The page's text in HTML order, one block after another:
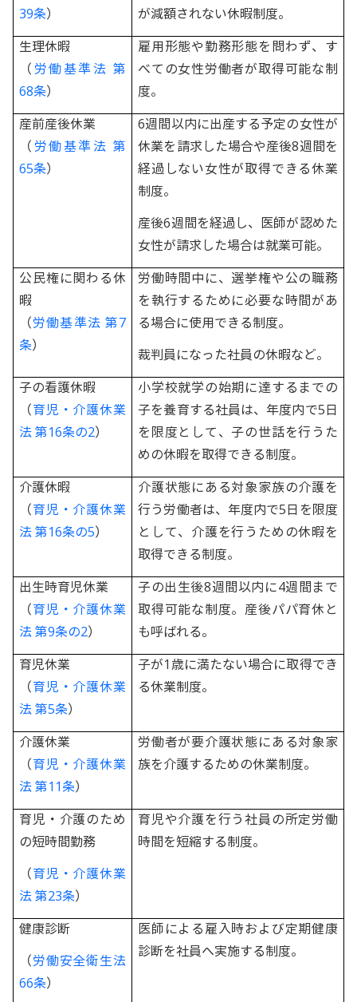
39条）
が減額されない休暇制度。
生理休暇
（ 労働基準法 第
68条）
雇用形態や勤務形態を問わず、す
べての女性労働者が取得可能な制
度。
産前産後休業
（ 労働基準法 第
65条）
6週間以内に出産する予定の女性が
休業を請求した場合や産後8週間を
経過しない女性が取得できる休業
制度。
産後6週間を経過し、医師が認めた
女性が請求した場合は就業可能。
公民権に関わる休
暇
（ 労働基準法 第7
条）
労働時間中に、選挙権や公の職務
を執行するために必要な時間があ
る場合に使用できる制度。
裁判員になった社員の休暇など。
子の看護休暇
（ 育児・介護休業
法 第16条の2）
小学校就学の始期に達するまでの
子を養育する社員は、年度内で5日
を限度として、子の世話を行うた
めの休暇を取得できる制度。
介護休暇
（ 育児・介護休業
法 第16条の5）
介護状態にある対象家族の介護を
行う労働者は、年度内で5日を限度
として、介護を行うための休暇を
取得できる制度。
出生時育児休業
（ 育児・介護休業
法 第9条の2）
子の出生後8週間以内に4週間まで
取得可能な制度。産後パパ育休と
も呼ばれる。
育児休業
（ 育児・介護休業
法 第5条）
子が1歳に満たない場合に取得でき
る休業制度。
介護休業
（ 育児・介護休業
法 第11条）
労働者が要介護状態にある対象家
族を介護するための休業制度。
育児・介護のため
の短時間勤務
（ 育児・介護休業
法 第23条）
育児や介護を行う社員の所定労働
時間を短縮する制度。
健康診断
（ 労働安全衛生法
66条）
医師による雇入時および定期健康
診断を社員へ実施する制度。